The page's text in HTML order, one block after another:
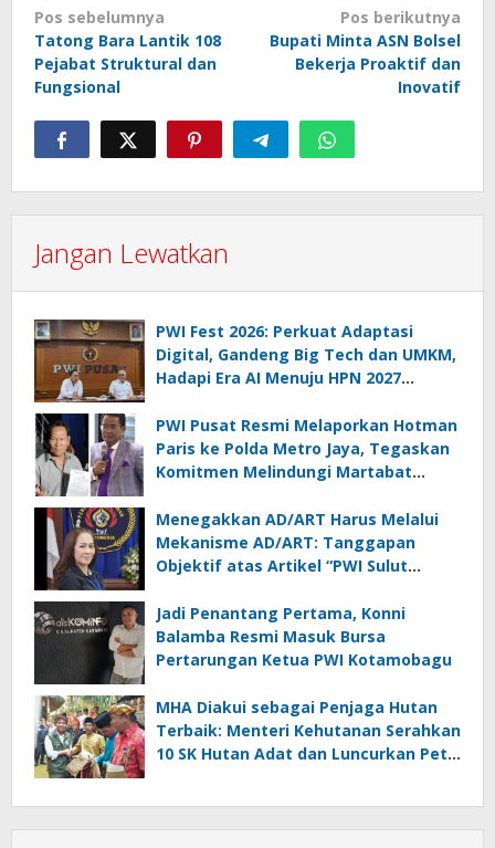
Navigasi
pos
Pos sebelumnya
Tatong Bara Lantik 108
Pejabat Struktural dan
Fungsional
Pos berikutnya
Bupati Minta ASN Bolsel
Bekerja Proaktif dan
Inovatif
Jangan Lewatkan
PWI Fest 2026: Perkuat Adaptasi
Digital, Gandeng Big Tech dan UMKM,
Hadapi Era AI Menuju HPN 2027
PWI Pusat Resmi Melaporkan Hotman
Paris ke Polda Metro Jaya, Tegaskan
Komitmen Melindungi Martabat
Menegakkan AD/ART Harus Melalui
Mekanisme AD/ART: Tanggapan
Objektif atas Artikel “PWI Sulut
Melanggar Aturan”
Jadi Penantang Pertama, Konni
Balamba Resmi Masuk Bursa
Pertarungan Ketua PWI Kotamobagu
MHA Diakui sebagai Penjaga Hutan
Terbaik: Menteri Kehutanan Serahkan
10 SK Hutan Adat dan Luncurkan Peta